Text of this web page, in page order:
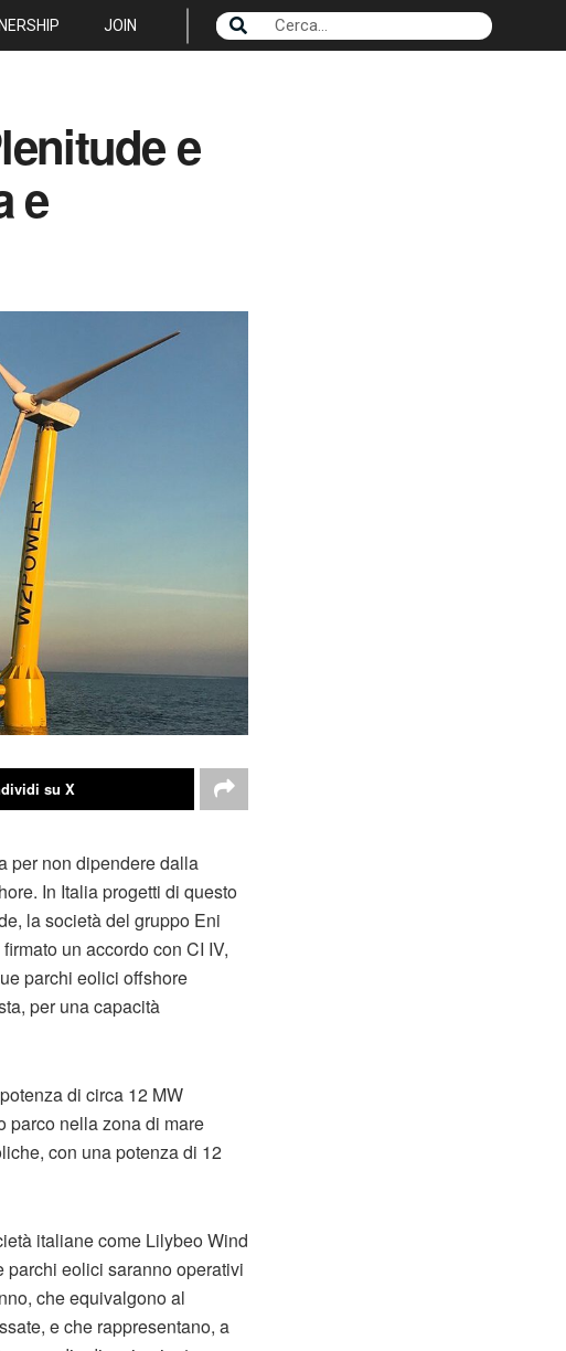
JOIN
e
e
su X
per non dipendere dalla
In Italia progetti di questo
la società del gruppo Eni
un accordo con CI IV,
parchi eolici offshore
per una capacità
di circa 12 MW
parco nella zona di mare
con una potenza di 12
italiane come Lilybeo Wind
parchi eolici saranno operativi
che equivalgono al
e che rappresentano, a